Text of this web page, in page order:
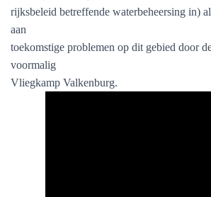
rijksbeleid betreffende waterbeheersing in)
aan
toekomstige problemen op dit gebied door
voormalig
Vliegkamp Valkenburg.